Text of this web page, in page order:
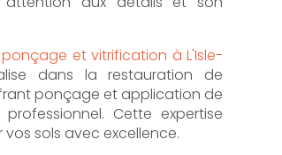
et vitrification à L'Isle-
dans la restauration de
ponçage et application de
Cette expertise
sols avec excellence.